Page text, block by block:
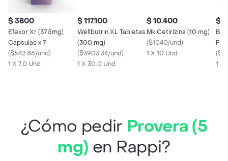
$ 3800
Efexor Xr (37.5mg)
Cápsulas x 7
($542.86/und)
1 X 7.0 Und
$ 117.100
Wellbutrin XL Tabletas
(300 mg)
($3903.34/und)
1 X 30.0 Und
$ 10.400
Mk Cetirizina (10 mg)
($1040/und)
1 X 10 Und
$
mL
(
1 X
¿Cómo pedir Provera (5
mg) en Rappi?